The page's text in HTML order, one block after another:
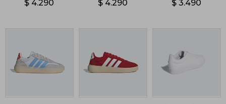
$ 4.290 $ 4.290 $ 3.490